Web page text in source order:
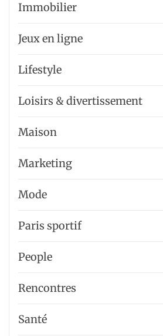
Immobilier
Jeux en ligne
Lifestyle
Loisirs & divertissement
Maison
Marketing
Mode
Paris sportif
People
Rencontres
Santé